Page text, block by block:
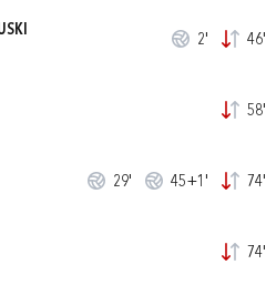
2' 46'
58'
29' 45+1' 74'
74'